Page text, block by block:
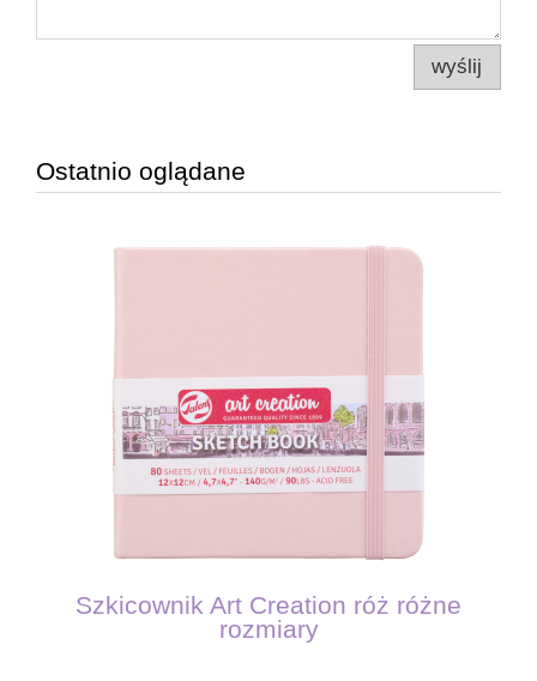
wyślij
Ostatnio oglądane
Szkicownik Art Creation róż różne
rozmiary